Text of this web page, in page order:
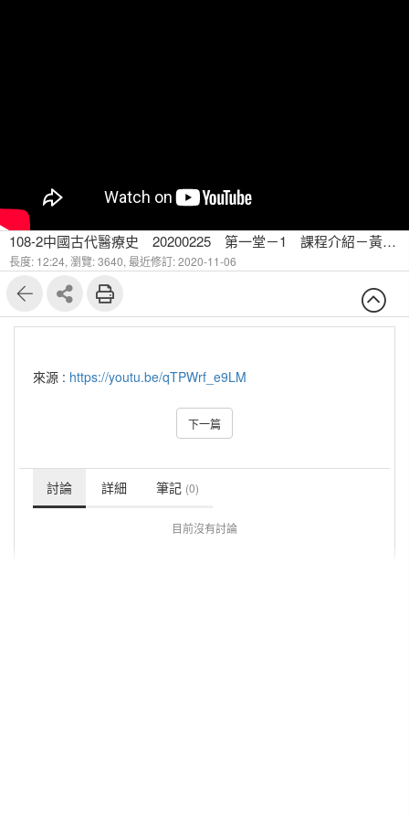
108-2中國古代醫療史 20200225 第一堂－1 課程介紹－黃帝內經 傷寒論 神農本草
長度: 12:24, 瀏覽: 3640, 最近修訂: 2020-11-06
來源 : https://youtu.be/qTPWrf_e9LM
下一篇
討論 詳細 筆記 (0)
目前沒有討論